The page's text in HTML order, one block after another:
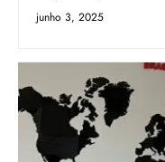
junho 3, 2025